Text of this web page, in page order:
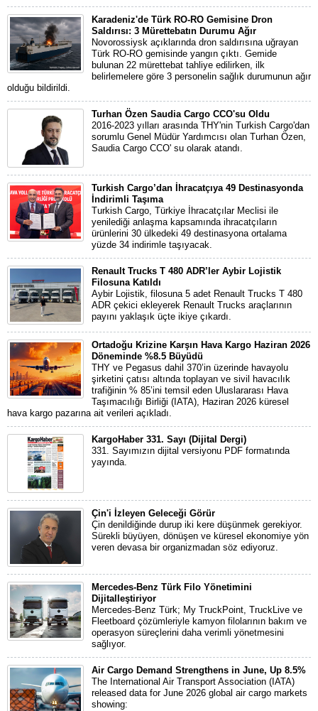
Karadeniz'de Türk RO-RO Gemisine Dron
Saldırısı: 3 Mürettebatın Durumu Ağır
Novorossiysk açıklarında dron saldırısına uğrayan
Türk RO-RO gemisinde yangın çıktı. Gemide
bulunan 22 mürettebat tahliye edilirken, ilk
belirlemelere göre 3 personelin sağlık durumunun ağır
olduğu bildirildi.
Turhan Özen Saudia Cargo CCO'su Oldu
2016-2023 yılları arasında THY'nin Turkish Cargo'dan
sorumlu Genel Müdür Yardımcısı olan Turhan Özen,
Saudia Cargo CCO' su olarak atandı.
Turkish Cargo’dan İhracatçıya 49 Destinasyonda
İndirimli Taşıma
Turkish Cargo, Türkiye İhracatçılar Meclisi ile
yenilediği anlaşma kapsamında ihracatçıların
ürünlerini 30 ülkedeki 49 destinasyona ortalama
yüzde 34 indirimle taşıyacak.
Renault Trucks T 480 ADR’ler Aybir Lojistik
Filosuna Katıldı
Aybir Lojistik, filosuna 5 adet Renault Trucks T 480
ADR çekici ekleyerek Renault Trucks araçlarının
payını yaklaşık üçte ikiye çıkardı.
Ortadoğu Krizine Karşın Hava Kargo Haziran 2026
Döneminde %8.5 Büyüdü
THY ve Pegasus dahil 370’in üzerinde havayolu
şirketini çatısı altında toplayan ve sivil havacılık
trafiğinin % 85’ini temsil eden Uluslararası Hava
Taşımacılığı Birliği (IATA), Haziran 2026 küresel
hava kargo pazarına ait verileri açıkladı.
KargoHaber 331. Sayı (Dijital Dergi)
331. Sayımızın dijital versiyonu PDF formatında
yayında.
Çin'i İzleyen Geleceği Görür
Çin denildiğinde durup iki kere düşünmek gerekiyor.
Sürekli büyüyen, dönüşen ve küresel ekonomiye yön
veren devasa bir organizmadan söz ediyoruz.
Mercedes-Benz Türk Filo Yönetimini
Dijitalleştiriyor
Mercedes-Benz Türk; My TruckPoint, TruckLive ve
Fleetboard çözümleriyle kamyon filolarının bakım ve
operasyon süreçlerini daha verimli yönetmesini
sağlıyor.
Air Cargo Demand Strengthens in June, Up 8.5%
The International Air Transport Association (IATA)
released data for June 2026 global air cargo markets
showing: